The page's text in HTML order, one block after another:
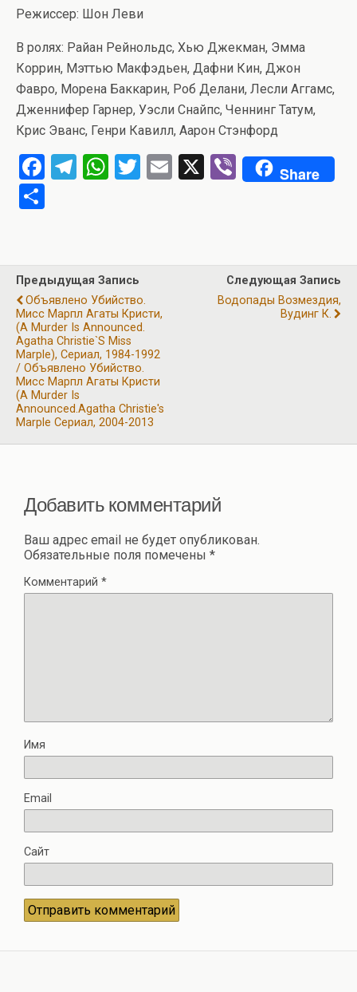
Режиссер: Шон Леви
В ролях: Райан Рейнольдс, Хью Джекман, Эмма
Коррин, Мэттью Макфэдьен, Дафни Кин, Джон
Фавро, Морена Баккарин, Роб Делани, Лесли Аггамс,
Дженнифер Гарнер, Уэсли Снайпс, Ченнинг Татум,
Крис Эванс, Генри Кавилл, Аарон Стэнфорд
F
o
o
k
T
a
m
W
A
p
p
T
E
X
Vi
Share
р
а
в
и
ть
Предыдущая Запись
Объявлено Убийство.
Мисс Марпл Агаты Кристи,
(A Murder Is Announced.
Agatha Christie`s Miss
Marple), Сериал, 1984-1992
/ Объявлено Убийство.
Мисс Марпл Агаты Кристи
(A Murder Is
Announced.Agatha Christie's
Marple Сериал, 2004-2013
Следующая Запись
Водопады Возмездия,
Вудинг К.
Добавить комментарий
Ваш адрес email не будет опубликован.
Обязательные поля помечены *
Комментарий *
Имя
Email
Сайт